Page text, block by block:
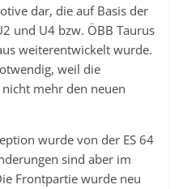
dar, die auf Basis der
und U4 bzw. ÖBB Taurus
weiterentwickelt wurde.
weil die
mehr den neuen
wurde von der ES 64
sind aber im
Frontpartie wurde neu